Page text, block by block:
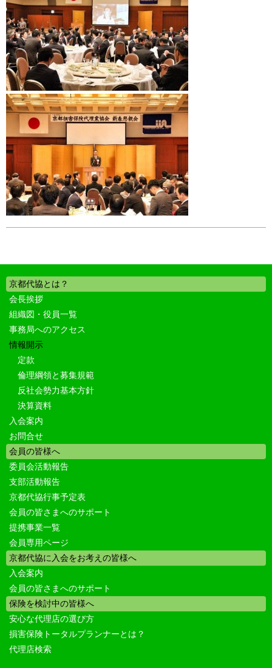
京都代協とは？
会長挨拶
組織図・役員一覧
事務局へのアクセス
情報開示
定款
倫理綱領と募集規範
反社会勢力基本方針
決算資料
入会案内
お問合せ
会員の皆様へ
委員会活動報告
支部活動報告
京都代協行事予定表
会員の皆さまへのサポート
提携事業一覧
会員専用ページ
京都代協に入会をお考えの皆様へ
入会案内
会員の皆さまへのサポート
保険を検討中の皆様へ
安心な代理店の選び方
損害保険トータルプランナーとは？
代理店検索